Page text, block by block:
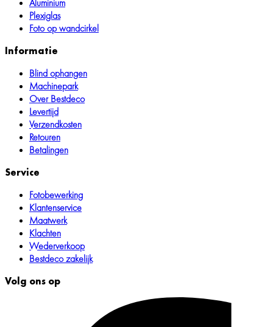
Aluminium
Plexiglas
Foto op wandcirkel
Informatie
Blind ophangen
Machinepark
Over Bestdeco
Levertijd
Verzendkosten
Retouren
Betalingen
Service
Fotobewerking
Klantenservice
Maatwerk
Klachten
Wederverkoop
Bestdeco zakelijk
Volg ons op